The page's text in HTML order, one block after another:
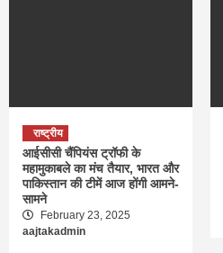
राष्ट्रीय
आईसीसी चैंपियंस ट्रॉफी के
महामुकाबले का मंच तैयार, भारत और
पाकिस्तान की टीमें आज होंगी आमने-
सामने
February 23, 2025
aajtakadmin